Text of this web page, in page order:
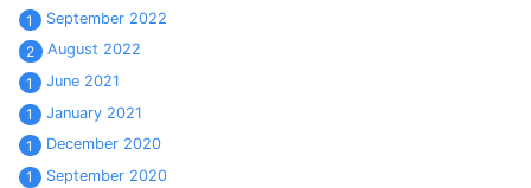
1
September 2022
2
August 2022
1
June 2021
1
January 2021
1
December 2020
1
September 2020